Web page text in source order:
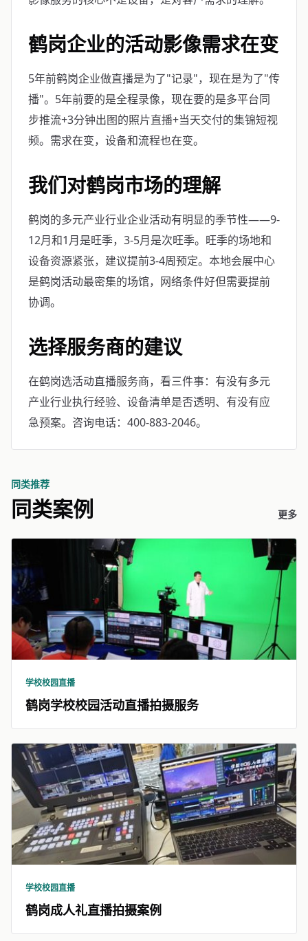
鹤岗企业的活动影像需求在变
5年前鹤岗企业做直播是为了"记录"，现在是为了"传
播"。5年前要的是全程录像，现在要的是多平台同
步推流+3分钟出图的照片直播+当天交付的集锦短视
频。需求在变，设备和流程也在变。
我们对鹤岗市场的理解
鹤岗的多元产业行业企业活动有明显的季节性——9-
12月和1月是旺季，3-5月是次旺季。旺季的场地和
设备资源紧张，建议提前3-4周预定。本地会展中心
是鹤岗活动最密集的场馆，网络条件好但需要提前
协调。
选择服务商的建议
在鹤岗选活动直播服务商，看三件事：有没有多元
产业行业执行经验、设备清单是否透明、有没有应
急预案。咨询电话：400-883-2046。
同类推荐
同类案例 更多
学校校园直播
鹤岗学校校园活动直播拍摄服务
学校校园直播
鹤岗成人礼直播拍摄案例